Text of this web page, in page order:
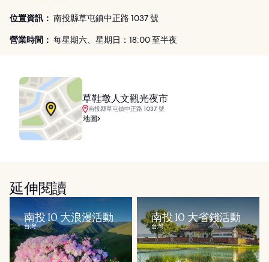
位置資訊： 南投縣草屯鎮中正路 1037 號
營業時間： 每星期六、星期日：18:00 至半夜
草鞋墩人文觀光夜市
南投縣草屯鎮中正路 1037 號
地圖
延伸閱讀
南投 10 大浪漫活動
台灣
南投 10 大省錢活動
台灣